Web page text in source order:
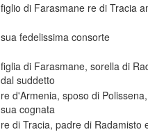
figlio di Farasmane re di Tracia
sua fedelissima consorte
figlia di Farasmane, sorella di
dal suddetto
re d'Armenia, sposo di
sua cognata
re di Tracia, padre di Radamisto